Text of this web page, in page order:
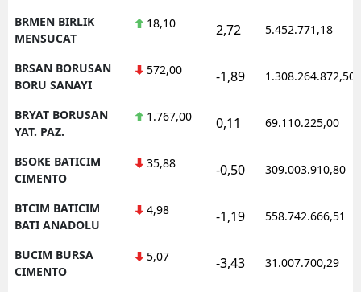
BRMEN BIRLIK
MENSUCAT
18,10 2,72 5.452.771,18
BRSAN BORUSAN
BORU SANAYI
572,00 -1,89 1.308.264.872,50
BRYAT BORUSAN
YAT. PAZ.
1.767,00 0,11 69.110.225,00
BSOKE BATICIM
CIMENTO
35,88 -0,50 309.003.910,80
BTCIM BATICIM
BATI ANADOLU
4,98 -1,19 558.742.666,51
BUCIM BURSA
CIMENTO
5,07 -3,43 31.007.700,29